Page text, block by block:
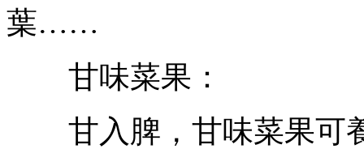
葉……
甘味菜果：
甘入脾，甘味菜果可